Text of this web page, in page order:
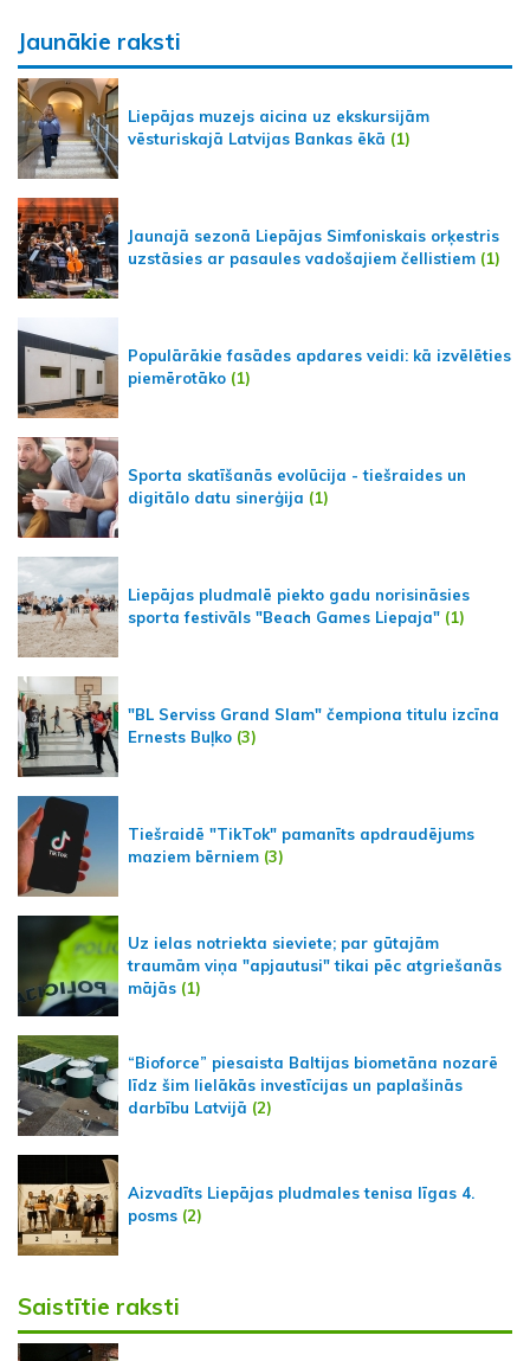
Jaunākie raksti
Liepājas muzejs aicina uz ekskursijām
vēsturiskajā Latvijas Bankas ēkā (1)
Jaunajā sezonā Liepājas Simfoniskais orķestris
uzstāsies ar pasaules vadošajiem čellistiem (1)
Populārākie fasādes apdares veidi: kā izvēlēties
piemērotāko (1)
Sporta skatīšanās evolūcija - tiešraides un
digitālo datu sinerģija (1)
Liepājas pludmalē piekto gadu norisināsies
sporta festivāls "Beach Games Liepaja" (1)
"BL Serviss Grand Slam" čempiona titulu izcīna
Ernests Buļko (3)
Tiešraidē "TikTok" pamanīts apdraudējums
maziem bērniem (3)
Uz ielas notriekta sieviete; par gūtajām
traumām viņa "apjautusi" tikai pēc atgriešanās
mājās (1)
“Bioforce” piesaista Baltijas biometāna nozarē
līdz šim lielākās investīcijas un paplašinās
darbību Latvijā (2)
Aizvadīts Liepājas pludmales tenisa līgas 4.
posms (2)
Saistītie raksti